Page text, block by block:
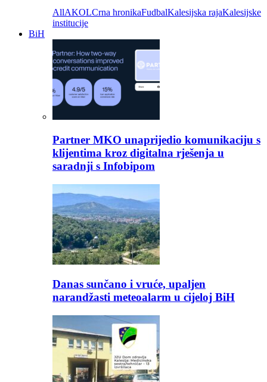
AllAKOLCrna hronikaFudbalKalesijska rajaKalesijske
institucije
BiH
Partner MKO unaprijedio komunikaciju s
klijentima kroz digitalna rješenja u
saradnji s Infobipom
Danas sunčano i vruće, upaljen
narandžasti meteoalarm u cijeloj BiH